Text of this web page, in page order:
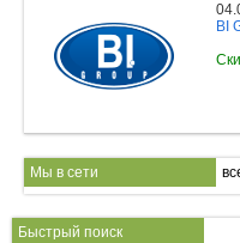
BI
Мы в сети
Быстрый поиск